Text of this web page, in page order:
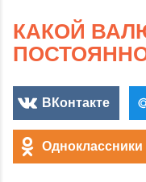
КАКОЙ
ВКонтакте
Одноклассники